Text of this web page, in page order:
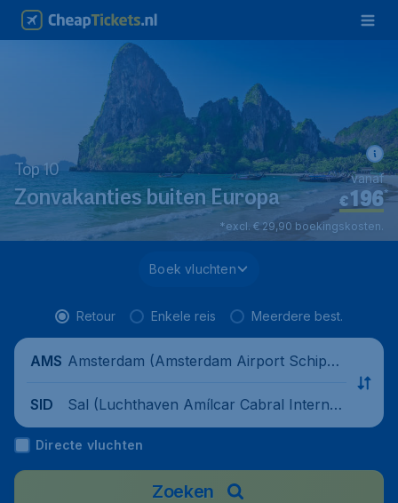
Top 10
Zonvakanties buiten Europa €196*
vanaf
*excl. € 29,90 boekingskosten.
Boek vluchten
Retour Enkele reis Meerdere best.
AMS Amsterdam (Amsterdam Airport Schipho
SID
Sal (Luchthaven Amílcar Cabral Internati
onaal), Kaapverdië
Directe vluchten
Zoeken